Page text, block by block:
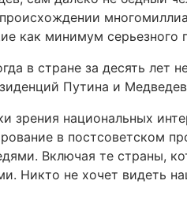
как минимум серьезного
в стране за десять лет
Путина и
зрения национальных
в постсоветском
Включая те страны,
Никто не хочет видеть